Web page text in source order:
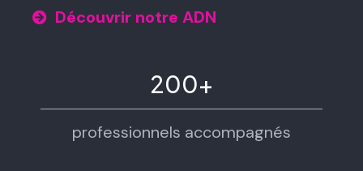
Découvrir notre ADN
200+
professionnels accompagnés